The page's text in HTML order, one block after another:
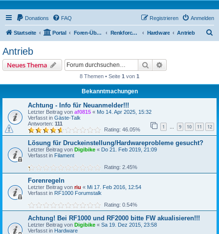
Donations FAQ Anmelden
Registrieren
Startseite Portal Foren-Übersicht Renkforce RF100 Forum Hardware Antrieb
Antrieb
Neues Thema Suche
8 Themen • Seite 1 von 1
Bekanntmachungen
Achtung - Info für Neuanmelder!!!
Letzter Beitrag von af0815 « Mo 14. Apr 2025, 15:32
Verfasst in Gäste-Talk
Antworten: 111 1 … 9 10 11 12
Rating: 46.05%
Lösung für Druckeinstellung/Hardwareprobleme gesucht?
Letzter Beitrag von Digibike « Do 21. Feb 2019, 21:09
Verfasst in Filament
Rating: 2.45%
Forenregeln
Letzter Beitrag von riu « Mi 17. Feb 2016, 12:54
Verfasst in RF1000 Forumstalk
Rating: 0.54%
Achtung! Bei RF1000 und RF2000 bitte FW akualisieren!!!
Letzter Beitrag von Digibike « Sa 19. Dez 2015, 23:58
Verfasst in Hardware